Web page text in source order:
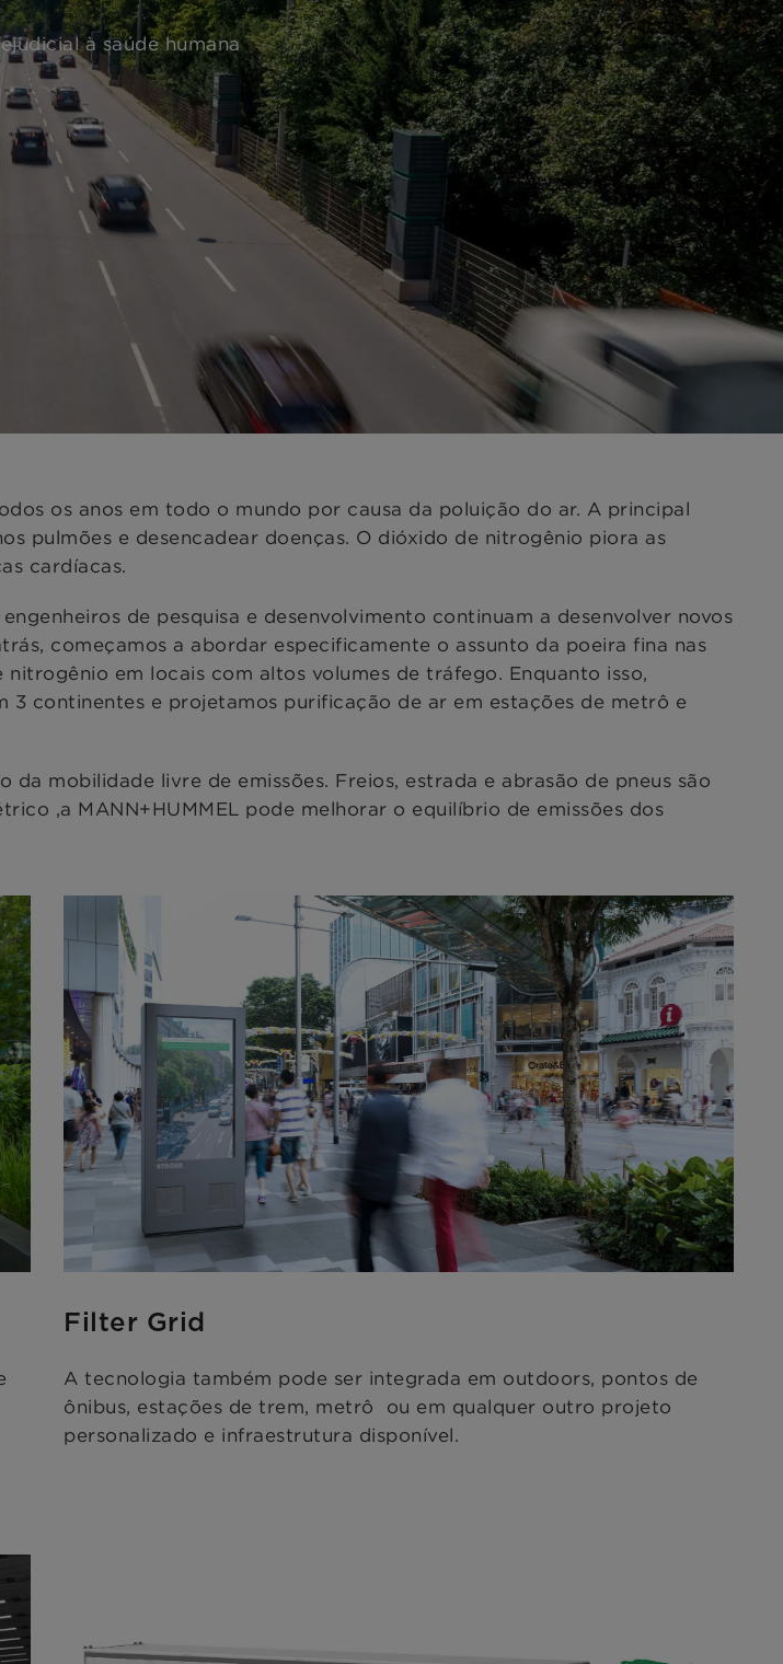
à saúde humana
os anos em todo o mundo por causa da poluição do ar. A principal
pulmões e desencadear doenças. O dióxido de nitrogênio piora as
cardíacas.
de pesquisa e desenvolvimento continuam a desenvolver novos
começamos a abordar especificamente o assunto da poeira fina nas
em locais com altos volumes de tráfego. Enquanto isso,
3 continentes e projetamos purificação de ar em estações de metrô e
mobilidade livre de emissões. Freios, estrada e abrasão de pneus são
,a MANN+HUMMEL pode melhorar o equilíbrio de emissões dos
Filter Grid
A tecnologia também pode ser integrada em outdoors, pontos de
ônibus, estações de trem, metrô ou em qualquer outro projeto
personalizado e infraestrutura disponível.